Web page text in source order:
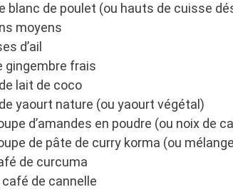
blanc de poulet (ou hauts de cuisse
moyens
d’ail
gingembre frais
lait de coco
yaourt nature (ou yaourt végétal)
d’amandes en poudre (ou noix de
de pâte de curry korma (ou
de curcuma
de cannelle